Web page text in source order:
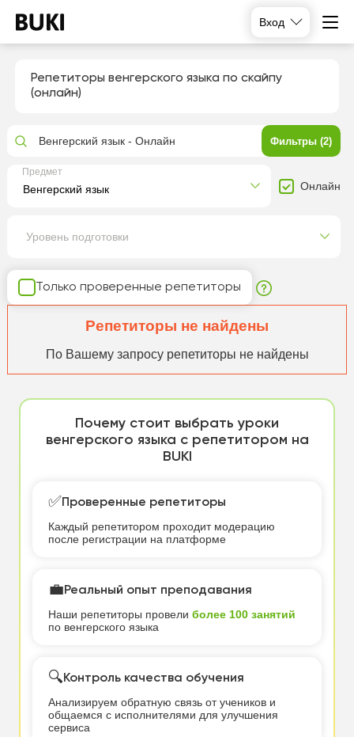
Вход
Репетиторы венгерского языка по скайпу
(онлайн)
Только проверенные репетиторы
Репетиторы не найдены
По Вашему запросу репетиторы не найдены
Почему стоит выбрать уроки
венгерского языка с репетитором на
BUKI
✅Проверенные репетиторы
Каждый репетитором проходит модерацию
после регистрации на платформе
💼Реальный опыт преподавания
Наши репетиторы провели более 100 занятий
по венгерского языка
🔍Контроль качества обучения
Анализируем обратную связь от учеников и
общаемся с исполнителями для улучшения
сервиса
Венгерский язык - Онлайн Фильтры (2)
Предмет
Онлайн
Уровень подготовки